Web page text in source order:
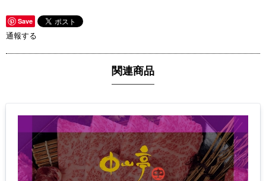
Save
通報する
関連商品